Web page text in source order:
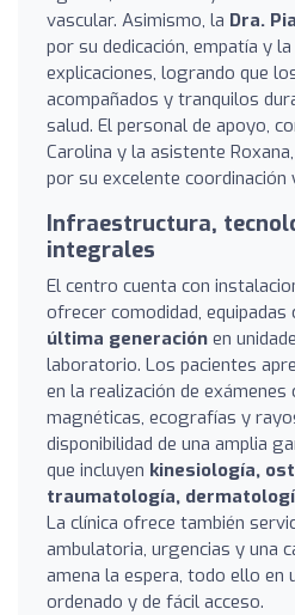
vascular. Asimismo, la Dra.
por su dedicación, empatía y
explicaciones, logrando que
acompañados y tranquilos
salud. El personal de apoyo,
Carolina y la asistente
por su excelente coordinación
Infraestructura,
integrales
El centro cuenta con
ofrecer comodidad, equipadas
última generación en
laboratorio. Los pacientes
en la realización de exámenes
magnéticas, ecografías y
disponibilidad de una amplia
que incluyen kinesiología,
traumatología,
La clínica ofrece también
ambulatoria, urgencias y una
amena la espera, todo ello en
ordenado y de fácil acceso.